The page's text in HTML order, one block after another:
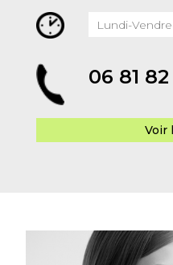
Lundi-
06 81 82
Voir